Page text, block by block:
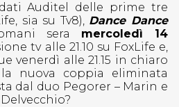
Auditel delle prime tre
sia su Tv8), Dance Dance
sera mercoledì 14
tv alle 21.10 su FoxLife e,
venerdì alle 21.15 in chiaro
nuova coppia eliminata
dal duo Pegorer – Marin e